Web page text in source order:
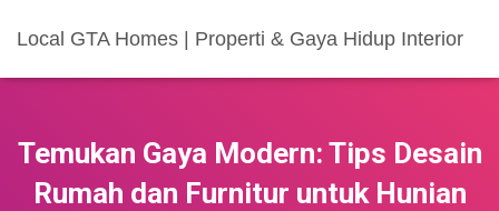
Local GTA Homes | Properti & Gaya Hidup Interior
Temukan Gaya Modern: Tips Desain
Rumah dan Furnitur untuk Hunian